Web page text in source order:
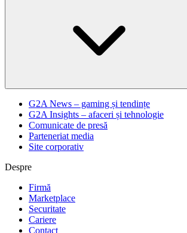
G2A News – gaming și tendințe
G2A Insights – afaceri și tehnologie
Comunicate de presă
Parteneriat media
Site corporativ
Despre
Firmă
Marketplace
Securitate
Cariere
Contact